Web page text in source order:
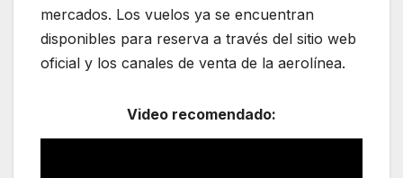
mercados. Los vuelos ya se encuentran
disponibles para reserva a través del sitio web
oficial y los canales de venta de la aerolínea.
Video recomendado: